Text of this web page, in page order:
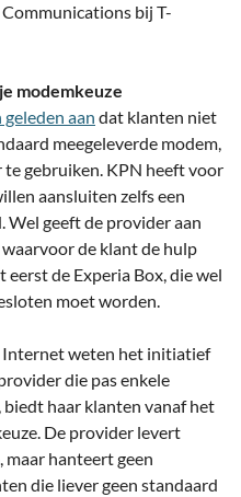
bij T-
modemkeuze
aan dat klanten niet
meegeleverde modem,
te gebruiken. KPN heeft voor
aansluiten zelfs een
Wel geeft de provider aan
de klant de hulp
de Experia Box, die wel
moet worden.
Internet weten het initiatief
die pas enkele
haar klanten vanaf het
De provider levert
hanteert geen
die liever geen standaard